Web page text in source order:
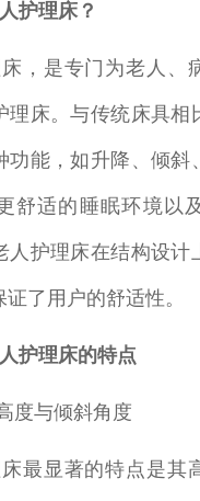
护理床？
，是专门为老人、
理床。与传统床具相
功能，如升降、倾斜
舒适的睡眠环境以
人护理床在结构设计
了用户的舒适性。
护理床的特点
度与倾斜角度
最显著的特点是其